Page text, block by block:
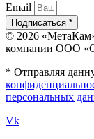
Email
Подписаться *
© 2026
компании ООО
* Отправляя
персональных
Vk